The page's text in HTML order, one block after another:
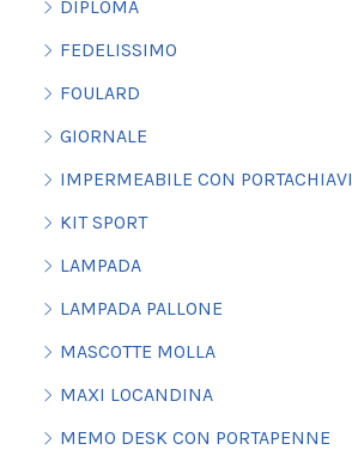
DIPLOMA
FEDELISSIMO
FOULARD
GIORNALE
IMPERMEABILE CON PORTACHIAVI
KIT SPORT
LAMPADA
LAMPADA PALLONE
MASCOTTE MOLLA
MAXI LOCANDINA
MEMO DESK CON PORTAPENNE